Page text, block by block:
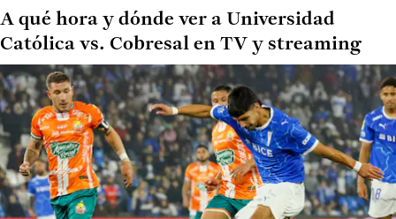
A qué hora y dónde ver a Universidad
Católica vs. Cobresal en TV y streaming